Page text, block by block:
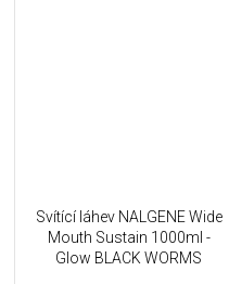
Svítící láhev NALGENE Wide
Mouth Sustain 1000ml -
Glow BLACK WORMS